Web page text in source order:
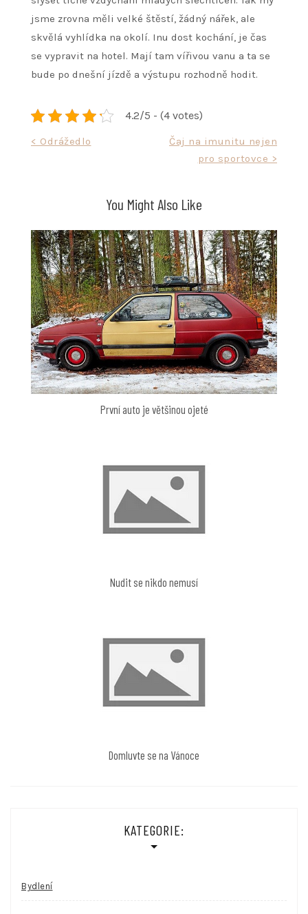
jsme zrovna měli velké štěstí, žádný nářek, ale
skvělá vyhlídka na okolí. Inu dost kochání, je čas
se vypravit na hotel. Mají tam vířivou vanu a ta se
bude po dnešní jízdě a výstupu rozhodně hodit.
4.2/5 - (4 votes)
Navigace< Odrážedlo
Čaj na imunitu nejen
pro sportovce >
You Might Also Like
První auto je většinou ojeté
Nudit se nikdo nemusí
Domluvte se na Vánoce
KATEGORIE:
Bydlení